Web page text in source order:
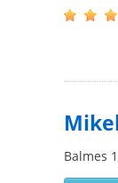
Balmes